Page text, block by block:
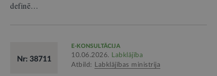
definē…
Nr: 38711
E-KONSULTĀCIJA
10.06.2026. Labklājība
Atbild: Labklājības ministrija